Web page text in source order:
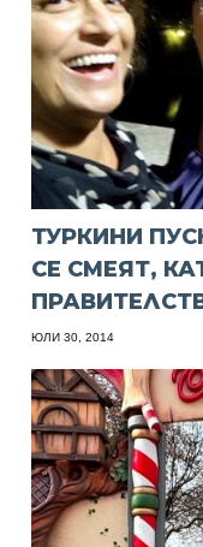
ТУРКИНИ
СЕ СМЕЯТ,
ЮЛИ 30, 2014